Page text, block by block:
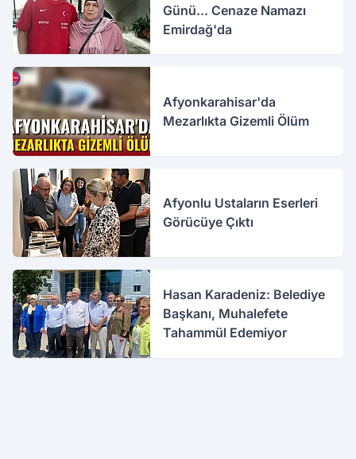
Günü... Cenaze Namazı
Emirdağ'da
Afyonkarahisar'da
Mezarlıkta Gizemli Ölüm
Afyonlu Ustaların Eserleri
Görücüye Çıktı
Hasan Karadeniz: Belediye
Başkanı, Muhalefete
Tahammül Edemiyor